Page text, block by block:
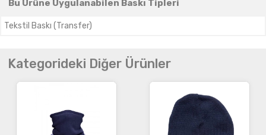
Bu Ürüne Uygulanabilen Baskı Tipleri
Tekstil Baskı (Transfer)
Kategorideki Diğer Ürünler